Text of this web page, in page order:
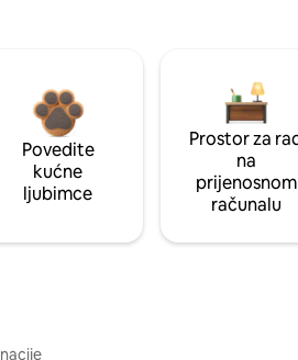
Povedite
kućne
ljubimce
Prostor za
na
prijenosnom
računalu